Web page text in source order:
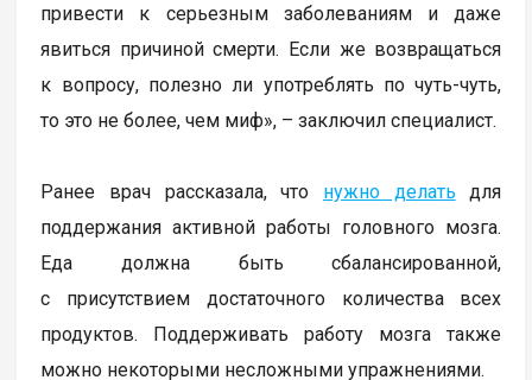
привести к серьезным заболеваниям и даже
явиться причиной смерти. Если же возвращаться
к вопросу, полезно ли употреблять по чуть-чуть,
то это не более, чем миф», – заключил специалист.
Ранее врач рассказала, что нужно делать для
поддержания активной работы головного мозга.
Еда должна быть сбалансированной,
с присутствием достаточного количества всех
продуктов. Поддерживать работу мозга также
можно некоторыми несложными упражнениями.